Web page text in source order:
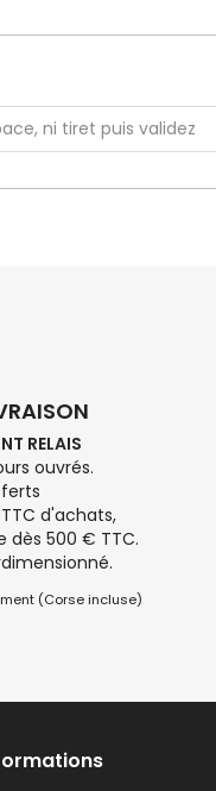
RELAIS
ouvrés.
d'achats,
dès 500 € TTC.
(Corse incluse)